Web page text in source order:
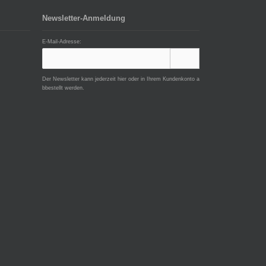
Newsletter-Anmeldung
E-Mail-Adresse:
Der Newsletter kann jederzeit hier oder in Ihrem Kundenkonto a
bbestellt werden.